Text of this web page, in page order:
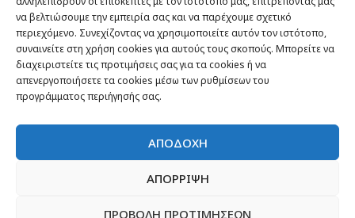
να βελτιώσουμε την εμπειρία σας και να παρέχουμε σχετικό
περιεχόμενο. Συνεχίζοντας να χρησιμοποιείτε αυτόν τον ιστότοπο,
συναινείτε στη χρήση cookies για αυτούς τους σκοπούς. Μπορείτε να
διαχειριστείτε τις προτιμήσεις σας για τα cookies ή να
απενεργοποιήσετε τα cookies μέσω των ρυθμίσεων του
προγράμματος περιήγησής σας.
ΑΠΟΔΟΧΗ
ΑΠΟΡΡΙΨΗ
ΠΡΟΒΟΛΗ ΠΡΟΤΙΜΗΣΕΩΝ